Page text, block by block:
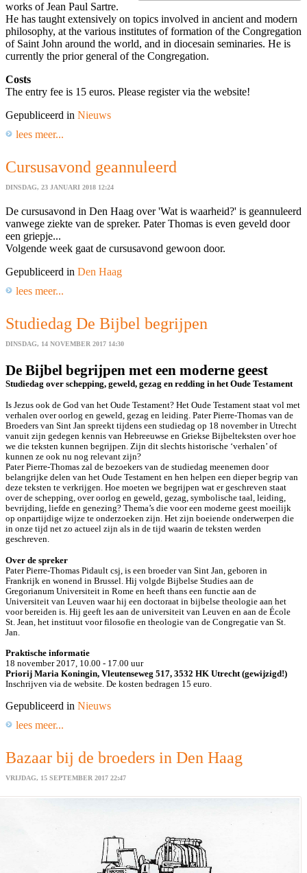
works of Jean Paul Sartre.
He has taught extensively on topics involved in ancient and modern
philosophy, at the various institutes of formation of the Congregation
of Saint John around the world, and in diocesain seminaries. He is
currently the prior general of the Congregation.
Costs
The entry fee is 15 euros. Please register via the website!
Gepubliceerd in Nieuws
lees meer...
Cursusavond geannuleerd
DINSDAG, 23 JANUARI 2018 12:24
De cursusavond in Den Haag over 'Wat is waarheid?' is geannuleerd
vanwege ziekte van de spreker. Pater Thomas is even geveld door
een griepje...
Volgende week gaat de cursusavond gewoon door.
Gepubliceerd in Den Haag
lees meer...
Studiedag De Bijbel begrijpen
DINSDAG, 14 NOVEMBER 2017 14:30
De Bijbel begrijpen met een moderne geest
Studiedag over schepping, geweld, gezag en redding in het Oude Testament
Is Jezus ook de God van het Oude Testament? Het Oude Testament staat vol met
verhalen over oorlog en geweld, gezag en leiding. Pater Pierre-Thomas van de
Broeders van Sint Jan spreekt tijdens een studiedag op 18 november in Utrecht
vanuit zijn gedegen kennis van Hebreeuwse en Griekse Bijbelteksten over hoe
we die teksten kunnen begrijpen. Zijn dit slechts historische ‘verhalen’ of
kunnen ze ook nu nog relevant zijn?
Pater Pierre-Thomas zal de bezoekers van de studiedag meenemen door
belangrijke delen van het Oude Testament en hen helpen een dieper begrip van
deze teksten te verkrijgen. Hoe moeten we begrijpen wat er geschreven staat
over de schepping, over oorlog en geweld, gezag, symbolische taal, leiding,
bevrijding, liefde en genezing? Thema’s die voor een moderne geest moeilijk
op onpartijdige wijze te onderzoeken zijn. Het zijn boeiende onderwerpen die
in onze tijd net zo actueel zijn als in de tijd waarin de teksten werden
geschreven.
Over de spreker
Pater Pierre-Thomas Pidault csj, is een broeder van Sint Jan, geboren in
Frankrijk en wonend in Brussel. Hij volgde Bijbelse Studies aan de
Gregorianum Universiteit in Rome en heeft thans een functie aan de
Universiteit van Leuven waar hij een doctoraat in bijbelse theologie aan het
voor bereiden is. Hij geeft les aan de universiteit van Leuven en aan de École
St. Jean, het instituut voor filosofie en theologie van de Congregatie van St.
Jan.
Praktische informatie
18 november 2017, 10.00 - 17.00 uur
Priorij Maria Koningin, Vleutenseweg 517, 3532 HK Utrecht (gewijzigd!)
Inschrijven via de website. De kosten bedragen 15 euro.
Gepubliceerd in Nieuws
lees meer...
Bazaar bij de broeders in Den Haag
VRIJDAG, 15 SEPTEMBER 2017 22:47